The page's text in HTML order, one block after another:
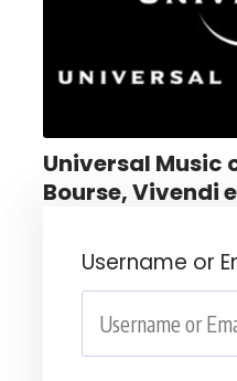
Universal Music
Bourse, Vivendi
Username or